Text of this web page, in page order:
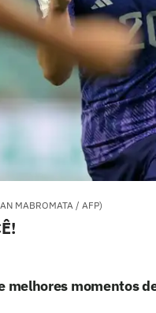
MABROMATA / AFP)
melhores momentos